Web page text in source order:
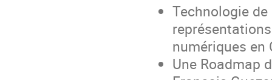
Technologie
numériques en
Une Roadmap